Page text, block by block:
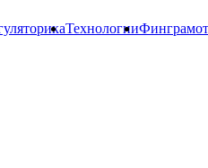
Технологии